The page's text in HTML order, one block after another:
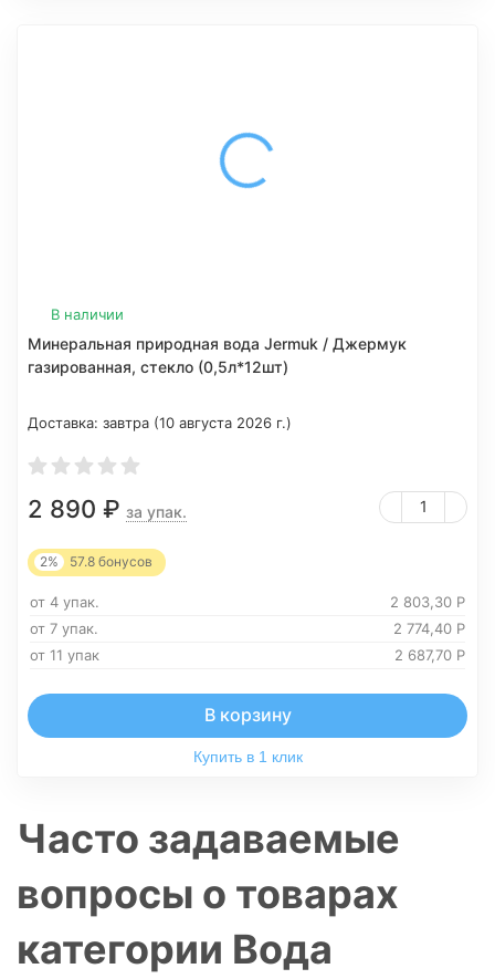
В наличии
Минеральная природная вода Jermuk / Джермук
газированная, стекло (0,5л*12шт)
Доставка: завтра (10 августа 2026 г.)
2 890 ₽ за упак.
2% 57.8 бонусов
от 4 упак. 2 803,30 Р
от 7 упак.
2 774,40 Р
от 11 упак
2 687,70 Р
В корзину
Купить в 1 клик
Часто задаваемые
вопросы о товарах
категории Вода